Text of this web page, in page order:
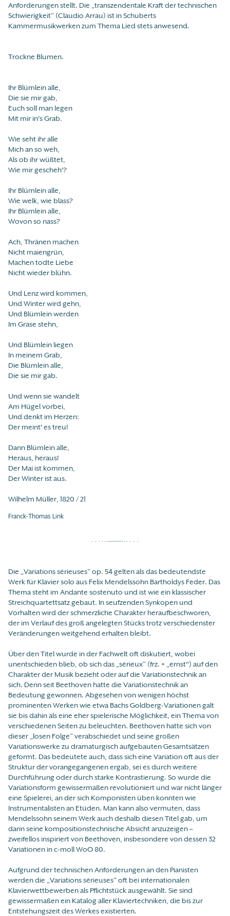
Anforderungen stellt. Die „transzendentale Kraft der technischen
Schwierigkeit“ (Claudio Arrau) ist in Schuberts
Kammermusikwerken zum Thema Lied stets anwesend.
Trockne Blumen.
Ihr Blümlein alle,
Die sie mir gab,
Euch soll man legen
Mit mir in's Grab.
Wie seht ihr alle
Mich an so weh,
Als ob ihr wüßtet,
Wie mir gescheh'?
Ihr Blümlein alle,
Wie welk, wie blass?
Ihr Blümlein alle,
Wovon so nass?
Ach, Thränen machen
Nicht maiengrün,
Machen todte Liebe
Nicht wieder blühn.
Und Lenz wird kommen,
Und Winter wird gehn,
Und Blümlein werden
Im Grase stehn,
Und Blümlein liegen
In meinem Grab,
Die Blümlein alle,
Die sie mir gab.
Und wenn sie wandelt
Am Hügel vorbei,
Und denkt im Herzen:
Der meint' es treu!
Dann Blümlein alle,
Heraus, heraus!
Der Mai ist kommen,
Der Winter ist aus.
Wilhelm Müller, 1820 / 21
Franck-Thomas Link
Die „Variations sérieuses“ op. 54 gelten als das bedeutendste
Werk für Klavier solo aus Felix Mendelssohn Bartholdys Feder. Das
Thema steht im Andante sostenuto und ist wie ein klassischer
Streichquartettsatz gebaut. In seufzenden Synkopen und
Vorhalten wird der schmerzliche Charakter heraufbeschworen,
der im Verlauf des groß angelegten Stücks trotz verschiedenster
Veränderungen weitgehend erhalten bleibt.
Über den Titel wurde in der Fachwelt oft diskutiert, wobei
unentschieden blieb, ob sich das „sérieux“ (frz. = „ernst") auf den
Charakter der Musik bezieht oder auf die Variationstechnik an
sich. Denn seit Beethoven hatte die Variationstechnik an
Bedeutung gewonnen. Abgesehen von wenigen höchst
prominenten Werken wie etwa Bachs Goldberg-Variationen galt
sie bis dahin als eine eher spielerische Möglichkeit, ein Thema von
verschiedenen Seiten zu beleuchten. Beethoven hatte sich von
dieser „losen Folge“ verabschiedet und seine großen
Variationswerke zu dramaturgisch aufgebauten Gesamtsätzen
geformt. Das bedeutete auch, dass sich eine Variation oft aus der
Struktur der vorangegangenen ergab, sei es durch weitere
Durchführung oder durch starke Kontrastierung. So wurde die
Variationsform gewissermaßen revolutioniert und war nicht länger
eine Spielerei, an der sich Komponisten üben konnten wie
Instrumentalisten an Etüden. Man kann also vermuten, dass
Mendelssohn seinem Werk auch deshalb diesen Titel gab, um
darin seine kompositionstechnische Absicht anzuzeigen –
zweifellos inspiriert von Beethoven, insbesondere von dessen 32
Variationen in c-moll WoO 80.
Aufgrund der technischen Anforderungen an den Pianisten
werden die „Variations sérieuses“ oft bei internationalen
Klavierwettbewerben als Pflichtstück ausgewählt. Sie sind
gewissermaßen ein Katalog aller Klaviertechniken, die bis zur
Entstehungszeit des Werkes existierten.